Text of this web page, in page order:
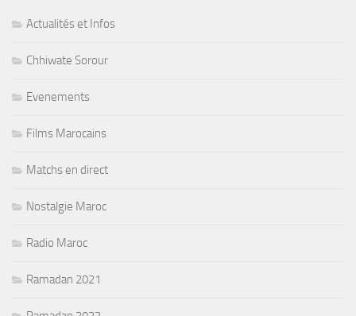
Actualités et Infos
Chhiwate Sorour
Evenements
Films Marocains
Matchs en direct
Nostalgie Maroc
Radio Maroc
Ramadan 2021